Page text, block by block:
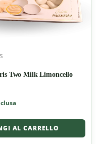
Two Milk Limoncello
AL CARRELLO